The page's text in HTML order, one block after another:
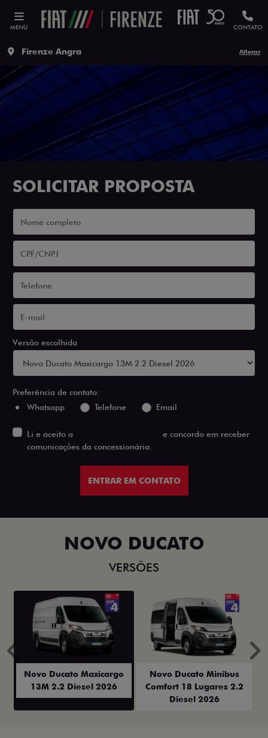
MENU CONTATO
Firenze Angra Alterar
SOLICITAR PROPOSTA
Versão escolhida
Preferência de contato:
Whatsapp
Telefone Email
Li e aceito a
e concordo em receber
comunicações da concessionária.
ENTRAR EM CONTATO
NOVO DUCATO
VERSÕES
Novo Ducato Maxicargo
13M 2.2 Diesel 2026
Novo Ducato Minibus
Comfort 18 Lugares 2.2
Diesel 2026
Anterior